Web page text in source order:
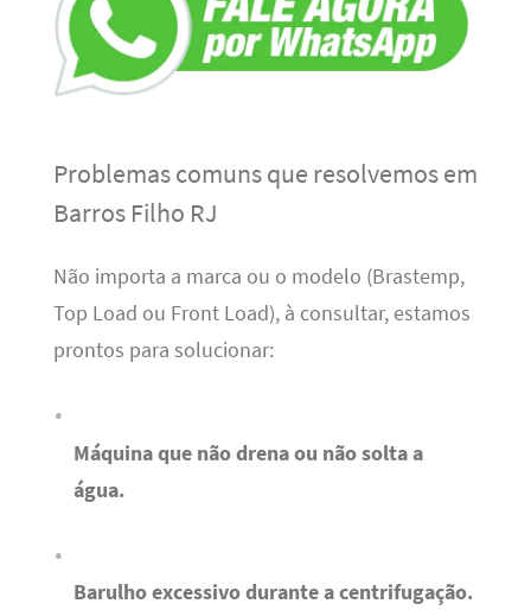
Problemas comuns que resolvemos em
Barros Filho RJ
Não importa a marca ou o modelo (Brastemp,
Top Load ou Front Load), à consultar, estamos
prontos para solucionar:
Máquina que não drena ou não solta a
água.
Barulho excessivo durante a centrifugação.